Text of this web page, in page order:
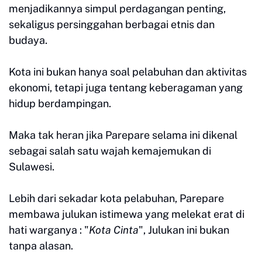
menjadikannya simpul perdagangan penting,
sekaligus persinggahan berbagai etnis dan
budaya.
Kota ini bukan hanya soal pelabuhan dan aktivitas
ekonomi, tetapi juga tentang keberagaman yang
hidup berdampingan.
Maka tak heran jika Parepare selama ini dikenal
sebagai salah satu wajah kemajemukan di
Sulawesi.
Lebih dari sekadar kota pelabuhan, Parepare
membawa julukan istimewa yang melekat erat di
hati warganya : "Kota Cinta", Julukan ini bukan
tanpa alasan.